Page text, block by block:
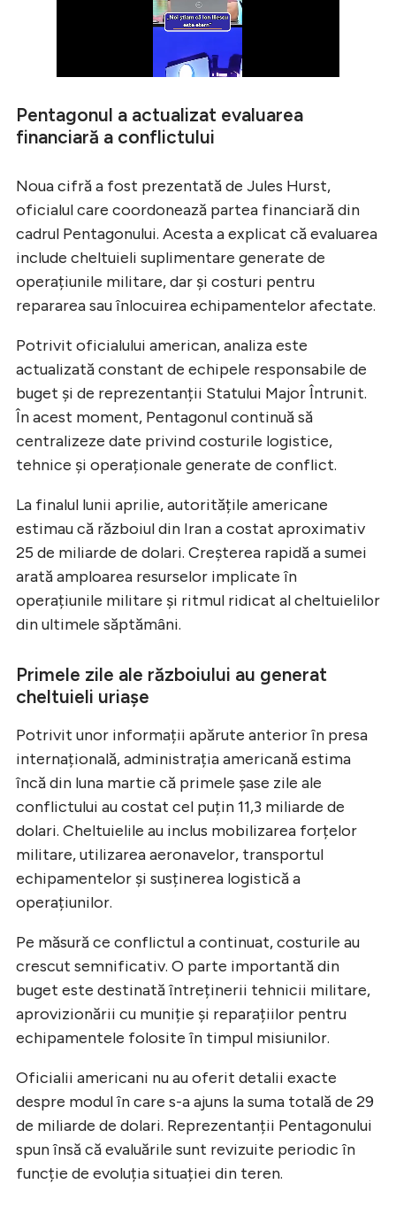
Pentagonul a actualizat evaluarea
financiară a conflictului
Noua cifră a fost prezentată de Jules Hurst,
oficialul care coordonează partea financiară din
cadrul Pentagonului. Acesta a explicat că evaluarea
include cheltuieli suplimentare generate de
operațiunile militare, dar și costuri pentru
repararea sau înlocuirea echipamentelor afectate.
Potrivit oficialului american, analiza este
actualizată constant de echipele responsabile de
buget și de reprezentanții Statului Major Întrunit.
În acest moment, Pentagonul continuă să
centralizeze date privind costurile logistice,
tehnice și operaționale generate de conflict.
La finalul lunii aprilie, autoritățile americane
estimau că războiul din Iran a costat aproximativ
25 de miliarde de dolari. Creșterea rapidă a sumei
arată amploarea resurselor implicate în
operațiunile militare și ritmul ridicat al cheltuielilor
din ultimele săptămâni.
Primele zile ale războiului au generat
cheltuieli uriașe
Potrivit unor informații apărute anterior în presa
internațională, administrația americană estima
încă din luna martie că primele șase zile ale
conflictului au costat cel puțin 11,3 miliarde de
dolari. Cheltuielile au inclus mobilizarea forțelor
militare, utilizarea aeronavelor, transportul
echipamentelor și susținerea logistică a
operațiunilor.
Pe măsură ce conflictul a continuat, costurile au
crescut semnificativ. O parte importantă din
buget este destinată întreținerii tehnicii militare,
aprovizionării cu muniție și reparațiilor pentru
echipamentele folosite în timpul misiunilor.
Oficialii americani nu au oferit detalii exacte
despre modul în care s-a ajuns la suma totală de 29
de miliarde de dolari. Reprezentanții Pentagonului
spun însă că evaluările sunt revizuite periodic în
funcție de evoluția situației din teren.